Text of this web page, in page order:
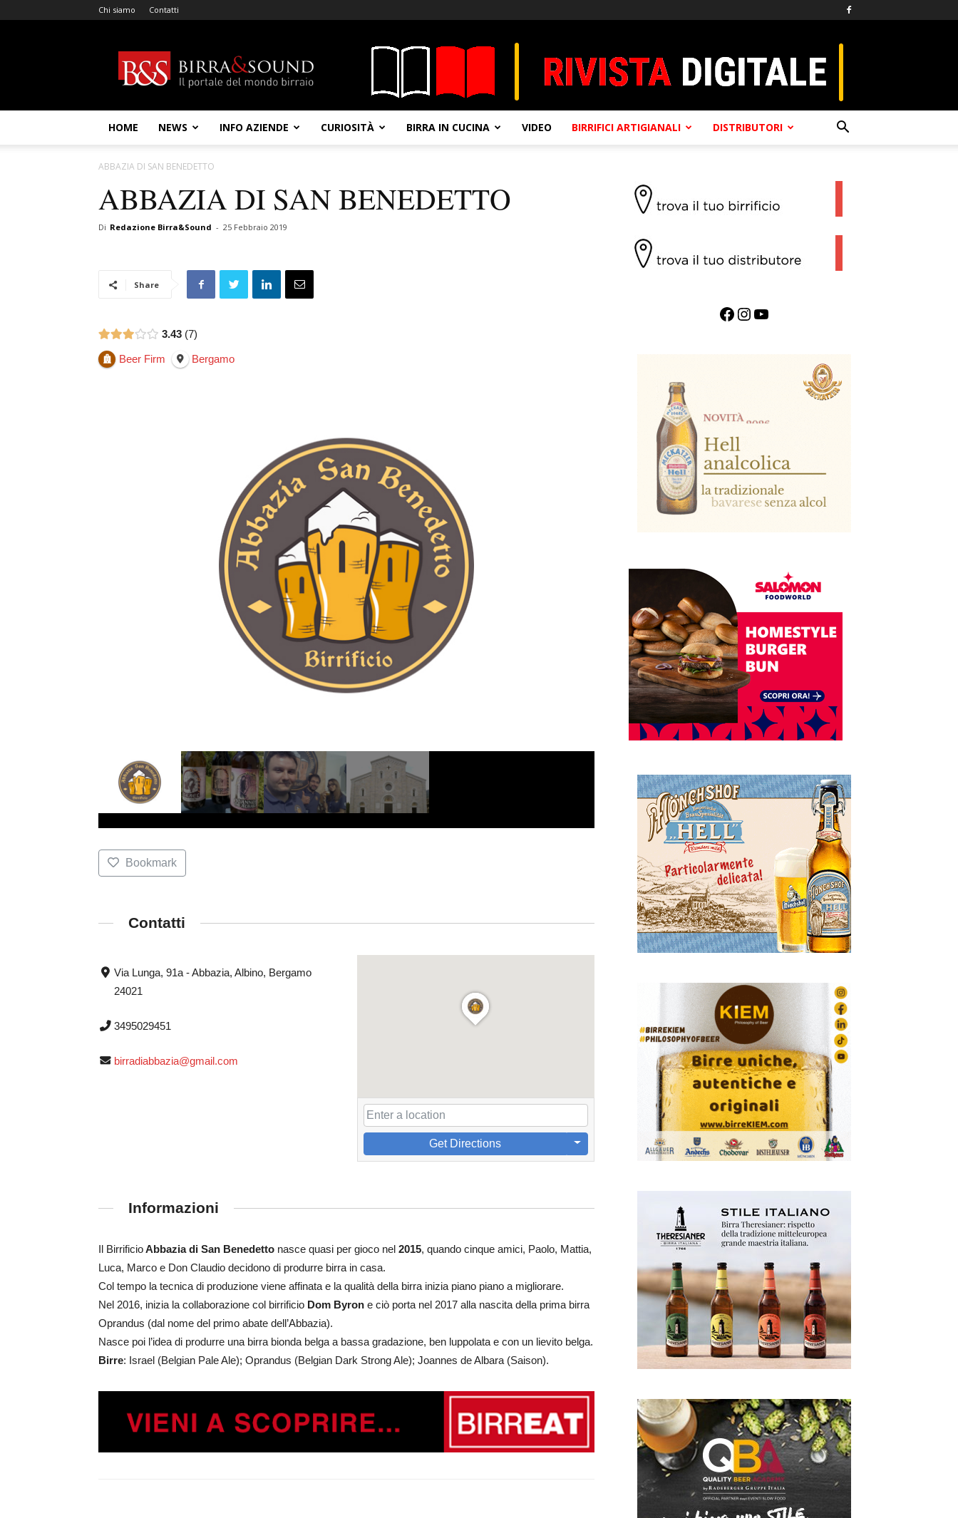
Chi siamo Contatti
&
Sound
HOME NEWS INFO AZIENDE CURIOSITÀ BIRRA IN CUCINA VIDEO BIRRIFICI ARTIGIANALI DISTRIBUTORI
ABBAZIA DI SAN BENEDETTO
ABBAZIA DI SAN BENEDETTO
Di Redazione Birra&Sound - 25 Febbraio 2019
Share
3.43 7
Beer Firm Bergamo
Bookmark
Contatti
Via Lunga, 91a - Abbazia, Albino, Bergamo
24021
3495029451
birradiabbazia@gmail.com
Get Directions
Informazioni
Il BirrificioAbbazia di San Benedetto nasce quasi per gioco nel 2015, quando cinque amici, Paolo, Mattia,
Luca, Marco e Don Claudio decidono di produrre birra in casa.
Col tempo la tecnica di produzione viene affinata e la qualità della birra inizia piano piano a migliorare.
Nel 2016, inizia la collaborazione col birrificio Dom Byron e ciò porta nel 2017 alla nascita della prima birra
Oprandus (dal nome del primo abate dell’Abbazia).
Nasce poi l’idea di produrre una birra bionda belga a bassa gradazione, ben luppolata e con un lievito belga.
Birre: Israel (Belgian Pale Ale); Oprandus (Belgian Dark Strong Ale); Joannes de Albara (Saison).
Facebook InstagramYouTube